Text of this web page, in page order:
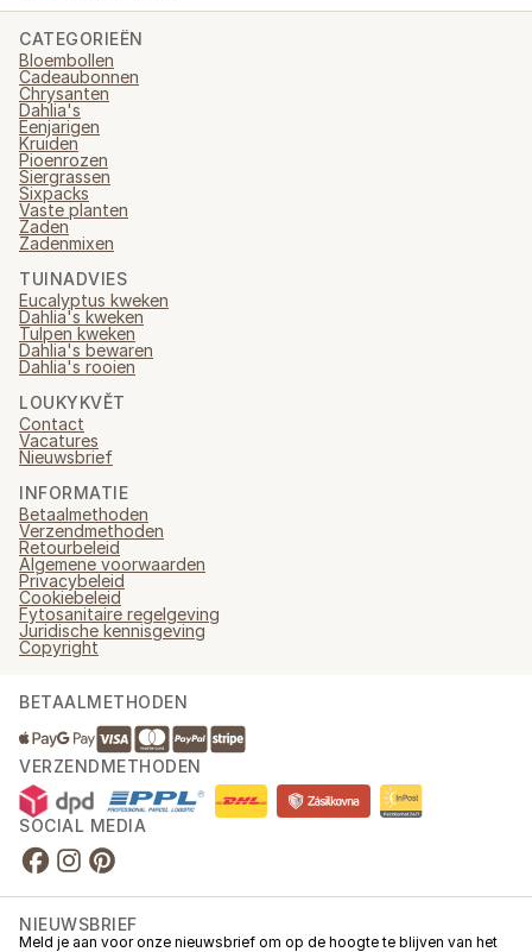
CATEGORIEËN
Bloembollen
Cadeaubonnen
Chrysanten
Dahlia's
Eenjarigen
Kruiden
Pioenrozen
Siergrassen
Sixpacks
Vaste planten
Zaden
Zadenmixen
TUINADVIES
Eucalyptus kweken
Dahlia's kweken
Tulpen kweken
Dahlia's bewaren
Dahlia's rooien
LOUKYKVĚT
Contact
Vacatures
Nieuwsbrief
INFORMATIE
Betaalmethoden
Verzendmethoden
Retourbeleid
Algemene voorwaarden
Privacybeleid
Cookiebeleid
Fytosanitaire regelgeving
Juridische kennisgeving
Copyright
BETAALMETHODEN
VERZENDMETHODEN
SOCIAL MEDIA
NIEUWSBRIEF
Meld je aan voor onze nieuwsbrief om op de hoogte te blijven van het